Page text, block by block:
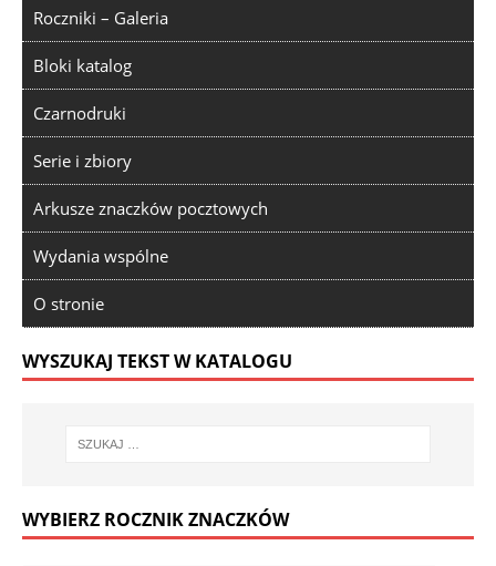
Roczniki – Galeria
Bloki katalog
Czarnodruki
Serie i zbiory
Arkusze znaczków pocztowych
Wydania wspólne
O stronie
WYSZUKAJ TEKST W KATALOGU
WYBIERZ ROCZNIK ZNACZKÓW